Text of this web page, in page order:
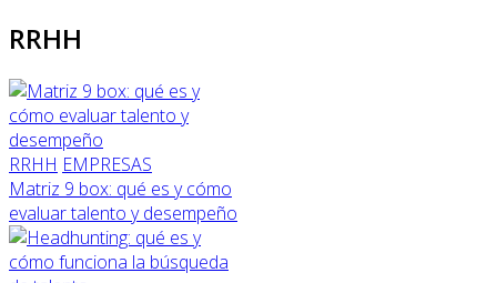
RRHH
RRHH EMPRESAS
Matriz 9 box: qué es y cómo
evaluar talento y desempeño